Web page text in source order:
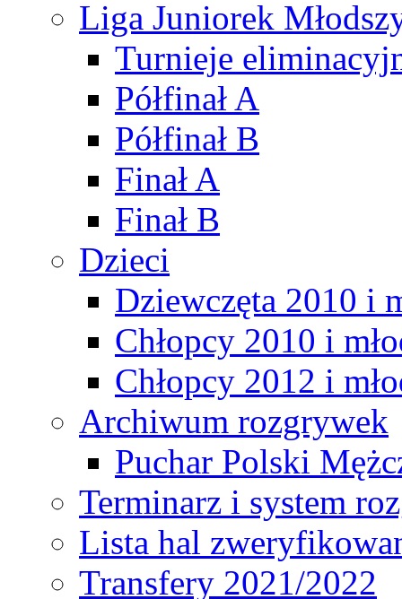
Liga Juniorek
Turnieje
Półfinał A
Półfinał B
Finał A
Finał B
Dzieci
Dziewczęta 2010 i
Chłopcy 2010 i
Chłopcy 2012 i
Archiwum rozgrywek
Puchar Polski
Terminarz i system
Lista hal
Transfery 2021/2022